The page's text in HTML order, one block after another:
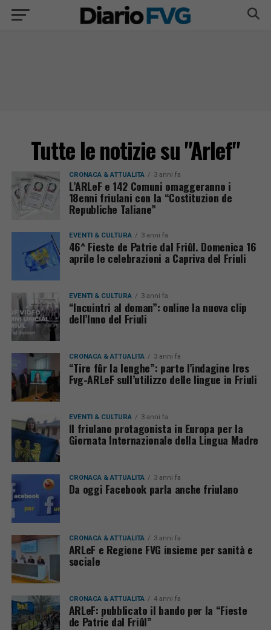
Tutte le notizie su "Arlef"
CRONACA & ATTUALITÀ 3 anni fa
L’ARLeF e 142 Comuni omaggeranno i
18enni friulani con la “Costituzion de
Republiche Taliane”
EVENTI & CULTURA 3 anni fa
46^ Fieste de Patrie dal Friûl. Domenica 16
aprile le celebrazioni a Capriva del Friuli
EVENTI & CULTURA 3 anni fa
“Incuintri al doman”: online la nuova clip
dell’Inno del Friuli
CRONACA & ATTUALITÀ 3 anni fa
“Tire fûr la lenghe”: parte l’indagine Ires
Fvg-ARLeF sull’utilizzo delle lingue in Friuli
EVENTI & CULTURA 3 anni fa
Il friulano protagonista in Europa per la
Giornata Internazionale della Lingua Madre
CRONACA & ATTUALITÀ 3 anni fa
Da oggi Facebook parla anche friulano
CRONACA & ATTUALITÀ 3 anni fa
ARLeF e Regione FVG insieme per sanità e
sociale
CRONACA & ATTUALITÀ 4 anni fa
ARLeF: pubblicato il bando per la “Fieste
de Patrie dal Friûl”